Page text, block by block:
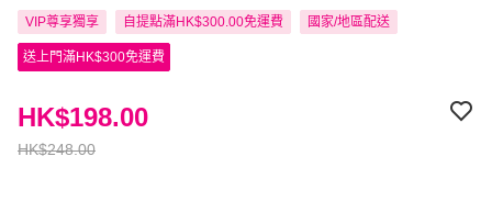
VIP尊享獨享 自提點滿HK$300.00免運費 國家/地區配送
送上門滿HK$300免運費
HK$248.00
HK$198.00